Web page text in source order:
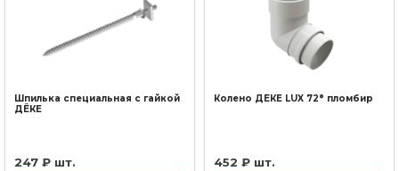
Шпилька специальная с гайкой
ДЁКЕ
247 ₽ шт.
Колено ДЁКЕ LUX 72° пломбир
452 ₽ шт.